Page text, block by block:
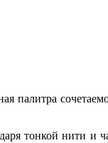
палитра
тонкой нити и